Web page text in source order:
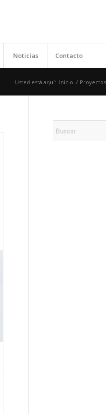
Noticias Contacto
Usted está aquí: Inicio / Proyectos